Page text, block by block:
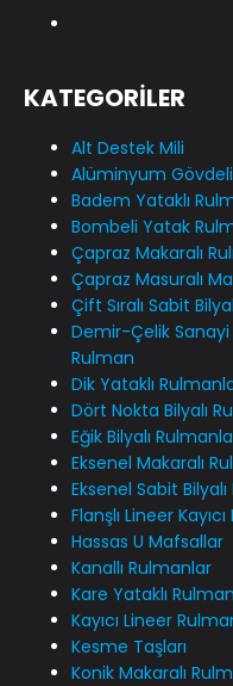
KATEGORİLER
Alt Destek Mili
Alüminyum Gövdeli
Badem Yataklı
Bombeli Yatak
Çapraz Makaralı
Çapraz Masuralı
Çift Sıralı Sabit
Demir-Çelik Sanayi
Rulman
Dik Yataklı
Dört Nokta Bilyalı
Eğik Bilyalı
Eksenel Makaralı
Eksenel Sabit
Flanşlı Lineer
Hassas U Mafsallar
Kanallı Rulmanlar
Kare Yataklı
Kayıcı Lineer
Kesme Taşları
Konik Makaralı